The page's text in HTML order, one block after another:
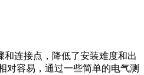
和连接点，降低了安装难度和出
对容易，通过一些简单的电气测